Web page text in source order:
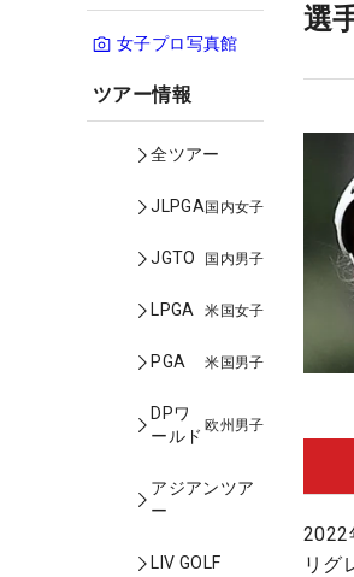
女子プロ写真館
ツアー情報
全ツアー
JLPGA国内女子
JGTO 国内男子
LPGA 米国女子
PGA 米国男子
DPワ
ールド
欧州男子
アジアンツア
ー
LIV GOLF
選
2022
リグ